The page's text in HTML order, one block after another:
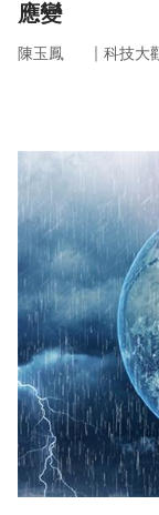
應變
陳玉鳳 ｜ 科技大